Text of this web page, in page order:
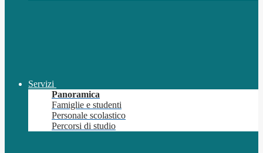
Servizi
Panoramica
Famiglie e studenti
Personale scolastico
Percorsi di studio